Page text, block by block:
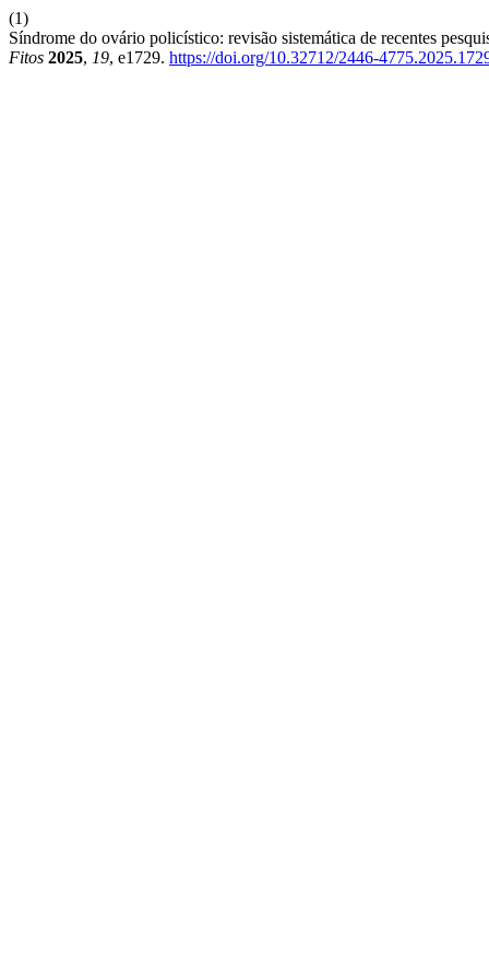
(1)
Síndrome do ovário policístico: revisão sistemática de recentes
Fitos 2025, 19, e1729. https://doi.org/10.32712/2446-